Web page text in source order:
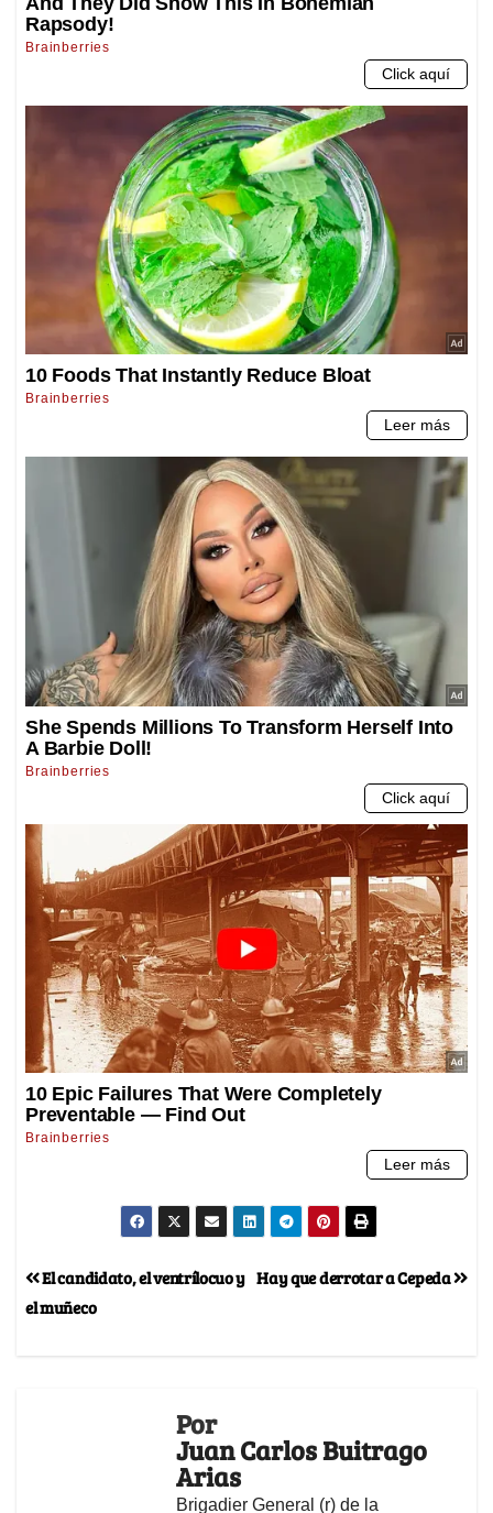
Hay que derrotar a Cepeda
El candidato, el ventrílocuo y
el muñeco
Por
Juan Carlos Buitrago
Arias
Brigadier General (r) de la